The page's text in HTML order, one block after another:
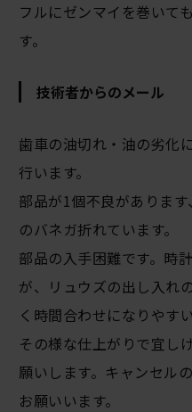
フルにゼンマイを巻いて
す。
技術者からのメール
歯車の油切れ・油の劣化
行います。
部品が1個不良がありま
のバネガ折れています。
部品の入手困難です。時
が、リュウズの出し入れ
く時間合わせになりやすい
その様な仕上がりで宜し
願いします。キャンセル
お願いいます。